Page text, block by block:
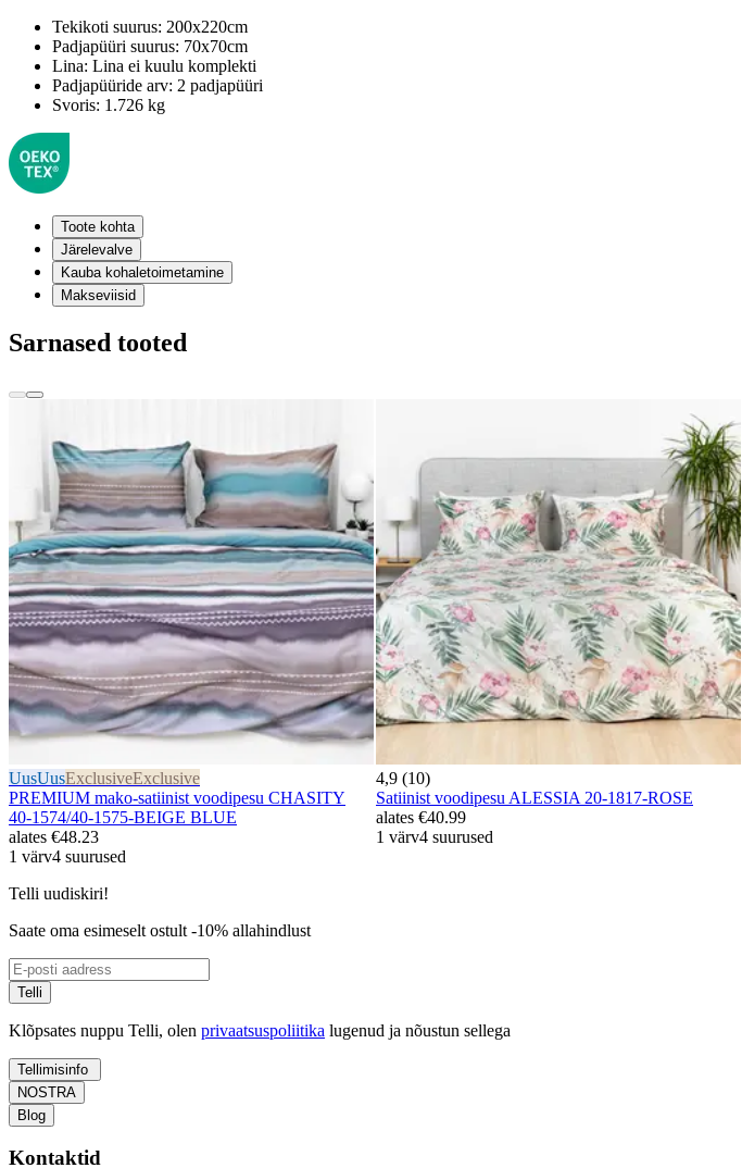
Tekikoti suurus: 200x220cm
Padjapüüri suurus: 70x70cm
Lina: Lina ei kuulu komplekti
Padjapüüride arv: 2 padjapüüri
Svoris: 1.726 kg
Toote kohta
Järelevalve
Kauba kohaletoimetamine
Makseviisid
Sarnased tooted
UusUusExclusiveExclusive
PREMIUM mako-satiinist voodipesu CHASITY
40-1574/40-1575-BEIGE BLUE
alates €48.23
1 värv4 suurused
4,9 (10)
Satiinist voodipesu ALESSIA 20-1817-ROSE
alates €40.99
1 värv4 suurused
Telli uudiskiri!
Saate oma esimeselt ostult -10% allahindlust
Telli
Klõpsates nuppu Telli, olen privaatsuspoliitika lugenud ja nõustun sellega
Tellimisinfo
NOSTRA
Blog
Kontaktid